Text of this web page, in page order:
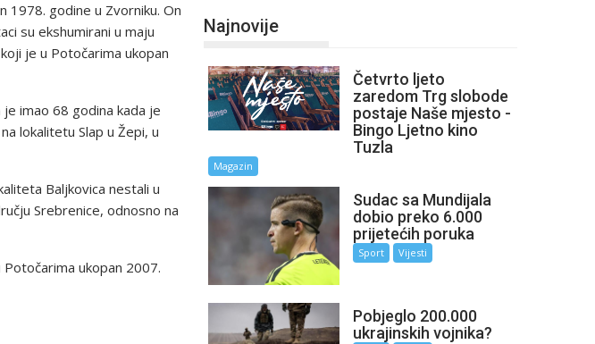
1978. godine u Zvorniku. On
su ekshumirani u maju
je u Potočarima ukopan
imao 68 godina kada je
lokalitetu Slap u Žepi, u
Baljkovica nestali u
Srebrenice, odnosno na
ukopan 2007.
Najnovije
Četvrto ljeto
zaredom Trg slobode
postaje Naše mjesto -
Bingo Ljetno kino
Tuzla
Magazin
Sudac sa Mundijala
dobio preko 6.000
prijetećih poruka
Sport Vijesti
Pobjeglo 200.000
ukrajinskih vojnika?